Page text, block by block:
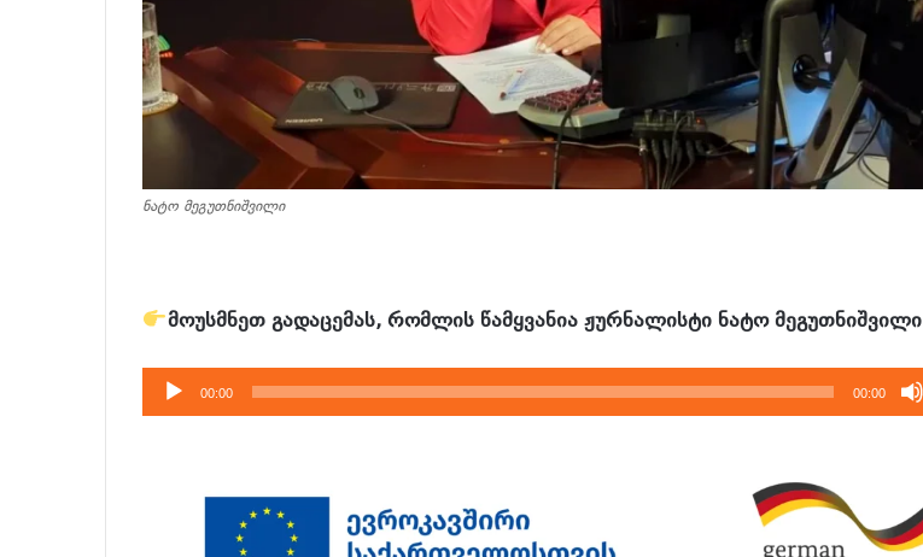
ნატო მეგუთნიშვილი
მოუსმნეთ გადაცემას, რომლის წამყვანია ჟურნალისტი ნატო მეგუთნიშვილი
აუდიო
დამკვრელი
00:00 00:00